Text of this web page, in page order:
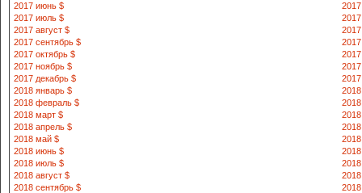
2017 июнь $
2017 июль $
2017 август $
2017
2017 сентябрь $
2017 октябрь $
2017 ноябрь $
2017 декабрь $
2018 январь $
2018 февраль $
2018 март $
2018 апрель $
2018 май $
2018 июнь $
2018 июль $
2018 август $
2018
2018 сентябрь $